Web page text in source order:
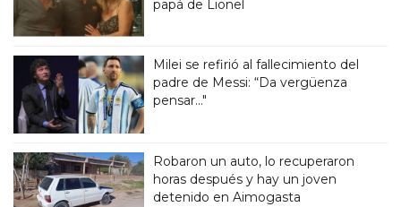
papá de Lionel
Milei se refirió al fallecimiento del
padre de Messi: “Da vergüenza
pensar..."
Robaron un auto, lo recuperaron
horas después y hay un joven
detenido en Aimogasta